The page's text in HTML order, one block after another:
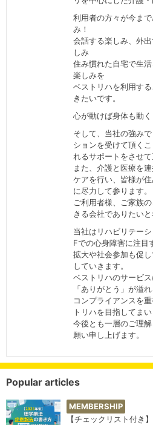
利用者の方々が今ま
み！
会話する楽しみ、外
しみ
住み慣れた自宅で生
楽しみを
ベストリハを利用す
きたいです。
心が動けば身体も動く
そして、当社の強み
ションを受けて頂く
れるサポートをさせて
また、介護と医療を
ケアを行い、皆様が
に尽力して参ります。
ご利用者様、ご家族
きる会社でありたいと
当社はリハビリテー
Fでの心身障害に注目
拡大や社会参加も促
していきます。
ベストリハのサービ
「ありがとう」が溢
コンプライアンスを
トリハを目指してま
今後とも一層のご理
願い申し上げます。
Popular articles
MEMBERSHIP
【チェックリスト付き